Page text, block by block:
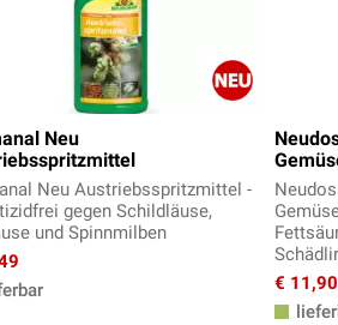
Neu
Neu Austriebsspritzmittel -
gegen Schildläuse,
und Spinnmilben
€ 11,90